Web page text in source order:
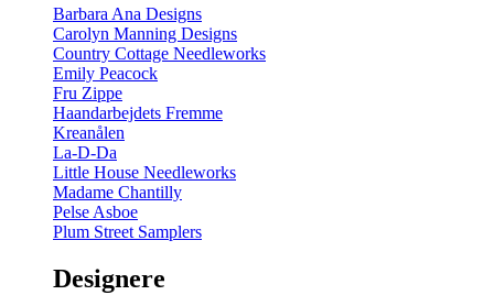
Barbara Ana Designs
Carolyn Manning Designs
Country Cottage Needleworks
Emily Peacock
Fru Zippe
Haandarbejdets Fremme
Kreanålen
La-D-Da
Little House Needleworks
Madame Chantilly
Pelse Asboe
Plum Street Samplers
Designere